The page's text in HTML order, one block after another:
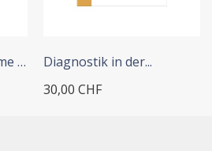
Handlungs-Spiel-Räume und...
Diagnostik in der...
30,00 CHF